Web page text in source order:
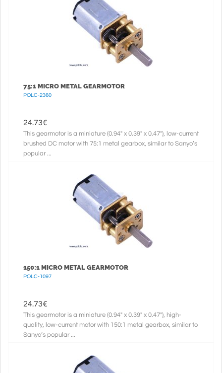
75:1 MICRO METAL GEARMOTOR
POLC-2360
24.73€
This gearmotor is a miniature (0.94" x 0.39" x 0.47"), low-current
brushed DC motor with 75:1 metal gearbox, similar to Sanyo’s
popular ...
150:1 MICRO METAL GEARMOTOR
POLC-1097
24.73€
This gearmotor is a miniature (0.94" x 0.39" x 0.47"), high-
quality, low-current motor with 150:1 metal gearbox, similar to
Sanyo’s popular ...